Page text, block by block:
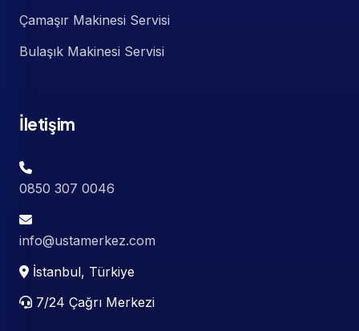
Çamaşır Makinesi Servisi
Bulaşık Makinesi Servisi
İletişim
0850 307 0046
info@ustamerkez.com
İstanbul, Türkiye
7/24 Çağrı Merkezi